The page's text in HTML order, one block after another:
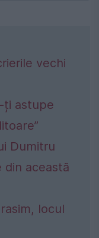
vechi
ți astupe
Dumitru
din această
locul